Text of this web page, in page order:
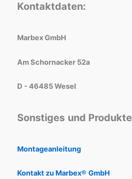
Kontaktdaten:
Marbex GmbH
Am Schornacker 52a
D - 46485 Wesel
Sonstiges und Produkte
Montageanleitung
Kontakt zu Marbex® GmbH